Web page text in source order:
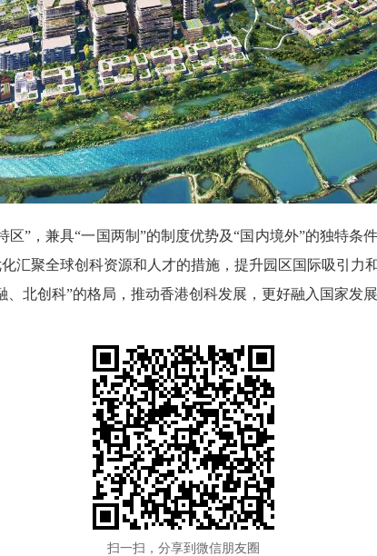
，兼具“一国两制”的制度优势及“国内境外”的独特条
汇聚全球创科资源和人才的措施，提升园区国际吸引力
北创科”的格局，推动香港创科发展，更好融入国家发展
扫一扫，分享到微信朋友圈